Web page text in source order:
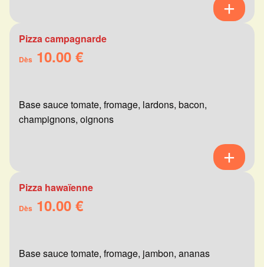
Pizza campagnarde
Dès 10.00 €
Base sauce tomate, fromage, lardons, bacon,
champignons, oignons
Pizza hawaïenne
Dès 10.00 €
Base sauce tomate, fromage, jambon, ananas